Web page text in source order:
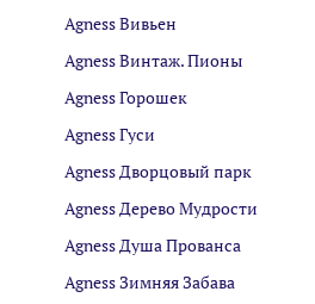
Agness Вивьен
Agness Винтаж. Пионы
Agness Горошек
Agness Гуси
Agness Дворцовый парк
Agness Дерево Мудрости
Agness Душа Прованса
Agness Зимняя Забава